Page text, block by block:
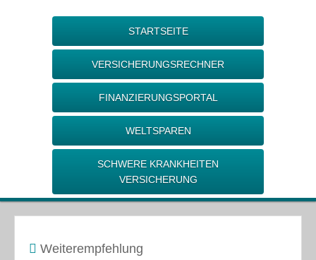
STARTSEITE
VERSICHERUNGSRECHNER
FINANZIERUNGSPORTAL
WELTSPAREN
SCHWERE KRANKHEITEN
VERSICHERUNG
Weiterempfehlung